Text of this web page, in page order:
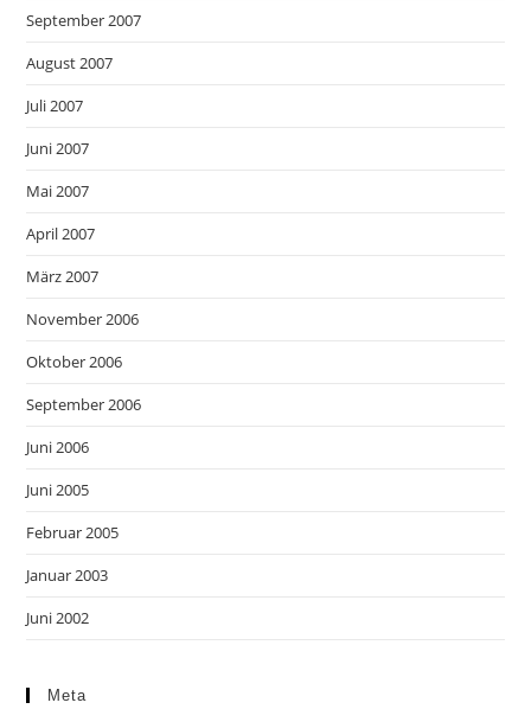
September 2007
August 2007
Juli 2007
Juni 2007
Mai 2007
April 2007
März 2007
November 2006
Oktober 2006
September 2006
Juni 2006
Juni 2005
Februar 2005
Januar 2003
Juni 2002
Meta